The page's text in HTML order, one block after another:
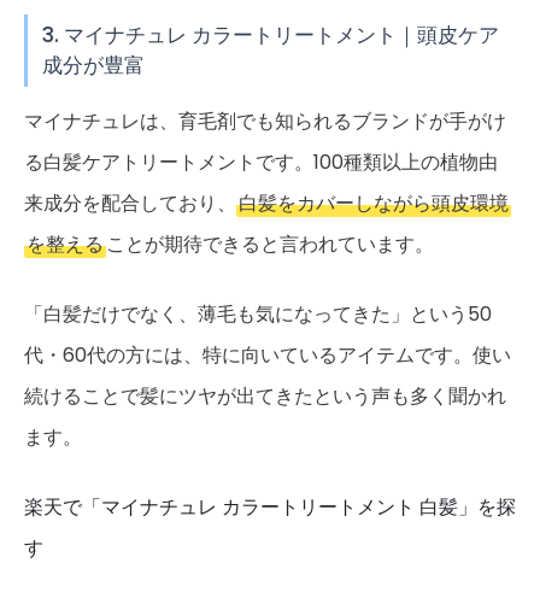
3. マイナチュレ カラートリートメント｜頭皮ケア
成分が豊富
マイナチュレは、育毛剤でも知られるブランドが手がけ
る白髪ケアトリートメントです。100種類以上の植物由
来成分を配合しており、 白髪をカバーしながら頭皮環境
を整えることが期待できると言われています。
「白髪だけでなく、薄毛も気になってきた」という50
代・60代の方には、特に向いているアイテムです。使い
続けることで髪にツヤが出てきたという声も多く聞かれ
ます。
楽天で「マイナチュレ カラートリートメント 白髪」を探
す